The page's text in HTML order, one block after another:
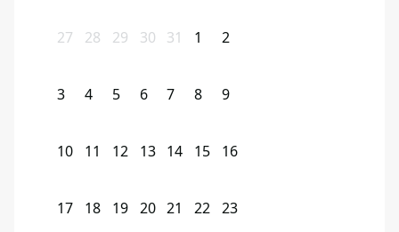
27 28 29 30 31 1 2
3 4 5 6 7 8 9
10 11 12 13 14 15 16
17 18 19 20 21 22 23